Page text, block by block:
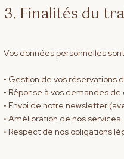
3. Finalités du
Vos données personnelles
• Gestion de vos réservations
• Réponse à vos demandes
• Envoi de notre newsletter
• Amélioration de nos services
• Respect de nos obligations